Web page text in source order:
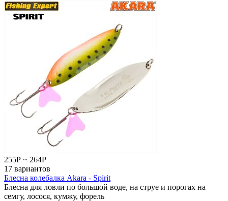
255Р ~ 264Р
17 вариантов
Блесна колебалка Akara - Spirit
Блесна для ловли по большой воде, на струе и порогах на
семгу, лосося, кумжу, форель